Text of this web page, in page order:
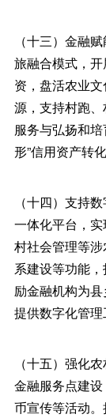
（十三）金融
旅融合模式，
资，盘活农业
源，支持村跑
服务与弘扬和
形”信用资产转
（十四）支持
一体化平台，
村社会管理等
系建设等功能
励金融机构为
提供数字化管理
（十五）强化
金融服务点建
币宣传等活动